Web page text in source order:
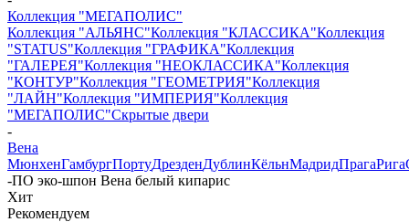
Коллекция "МЕГАПОЛИС"
Коллекция "АЛЬЯНС"Коллекция "КЛАССИКА"Коллекция
"STATUS"Коллекция "ГРАФИКА"Коллекция
"ГАЛЕРЕЯ"Коллекция "НЕОКЛАССИКА"Коллекция
"КОНТУР"Коллекция "ГЕОМЕТРИЯ"Коллекция
"ЛАЙН"Коллекция "ИМПЕРИЯ"Коллекция
"МЕГАПОЛИС"Скрытые двери
-
Вена
МюнхенГамбургПортуДрезденДублинКёльнМадридПрагаРига
-ПО эко-шпон Вена белый кипарис
Хит
Рекомендуем